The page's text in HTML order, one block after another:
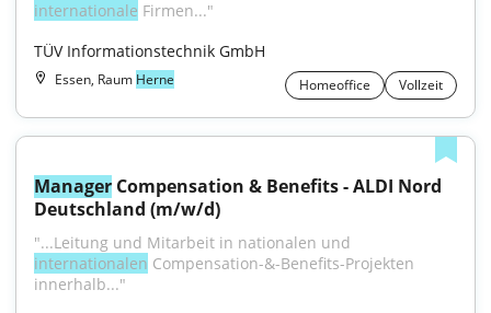
internationale Firmen..."
TÜV Informationstechnik GmbH
Essen, Raum Herne Homeoffice Vollzeit
Manager Compensation & Benefits - ALDI Nord
Deutschland (m/w/d)
internationalen Compensation-&-Benefits-Projekten
innerhalb..."